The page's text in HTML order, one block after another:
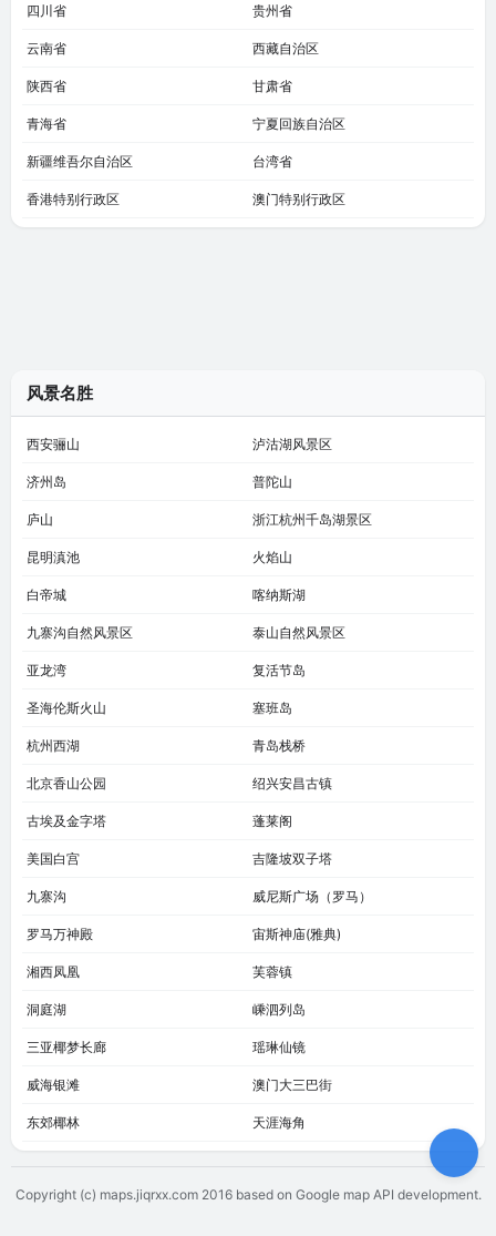
四川省 贵州省
云南省 西藏自治区
陕西省 甘肃省
青海省 宁夏回族自治区
新疆维吾尔自治区 台湾省
香港特别行政区 澳门特别行政区
风景名胜
西安骊山 泸沽湖风景区
济州岛 普陀山
庐山 浙江杭州千岛湖景区
昆明滇池 火焰山
白帝城 喀纳斯湖
九寨沟自然风景区 泰山自然风景区
亚龙湾 复活节岛
圣海伦斯火山 塞班岛
杭州西湖 青岛栈桥
北京香山公园 绍兴安昌古镇
古埃及金字塔 蓬莱阁
美国白宫 吉隆坡双子塔
九寨沟 威尼斯广场（罗马）
罗马万神殿 宙斯神庙(雅典)
湘西凤凰 芙蓉镇
洞庭湖 嵊泗列岛
三亚椰梦长廊 瑶琳仙镜
威海银滩 澳门大三巴街
东郊椰林 天涯海角
Copyright (c) maps.jiqrxx.com 2016 based on Google map API development.